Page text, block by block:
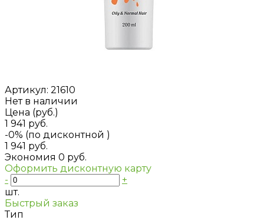
Артикул: 21610
Нет в наличии
Цена (руб.)
1 941 руб.
-0% (по дисконтной )
1 941 руб.
Экономия 0 руб.
Оформить дисконтную карту
-
+
шт.
Быстрый заказ
Тип